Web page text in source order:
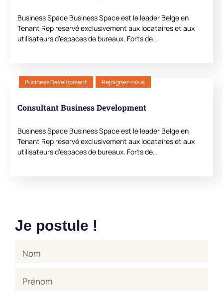
Business Space Business Space est le leader Belge en
Tenant Rep réservé exclusivement aux locataires et aux
utilisateurs d’espaces de bureaux. Forts de…
Business Development Rejoignez-nous
Consultant Business Development
Business Space Business Space est le leader Belge en
Tenant Rep réservé exclusivement aux locataires et aux
utilisateurs d’espaces de bureaux. Forts de…
Je postule !